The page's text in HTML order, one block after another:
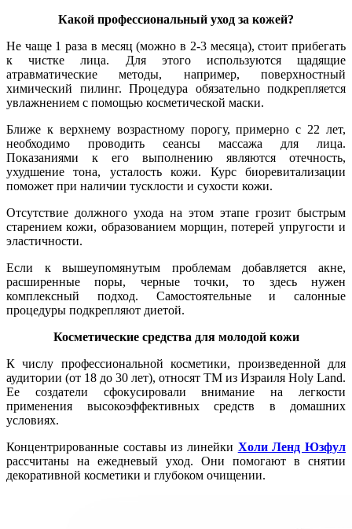
Какой профессиональный уход за кожей?
Не чаще 1 раза в месяц (можно в 2-3 месяца), стоит прибегать
к чистке лица. Для этого используются щадящие
атравматические методы, например, поверхностный
химический пилинг. Процедура обязательно подкрепляется
увлажнением с помощью косметической маски.
Ближе к верхнему возрастному порогу, примерно с 22 лет,
необходимо проводить сеансы массажа для лица.
Показаниями к его выполнению являются отечность,
ухудшение тона, усталость кожи. Курс биоревитализации
поможет при наличии тусклости и сухости кожи.
Отсутствие должного ухода на этом этапе грозит быстрым
старением кожи, образованием морщин, потерей упругости и
эластичности.
Если к вышеупомянутым проблемам добавляется акне,
расширенные поры, черные точки, то здесь нужен
комплексный подход. Самостоятельные и салонные
процедуры подкрепляют диетой.
Косметические средства для молодой кожи
К числу профессиональной косметики, произведенной для
аудитории (от 18 до 30 лет), относят ТМ из Израиля Holy Land.
Ее создатели сфокусировали внимание на легкости
применения высокоэффективных средств в домашних
условиях.
Концентрированные составы из линейки Холи Ленд Юзфул
рассчитаны на ежедневый уход. Они помогают в снятии
декоративной косметики и глубоком очищении.